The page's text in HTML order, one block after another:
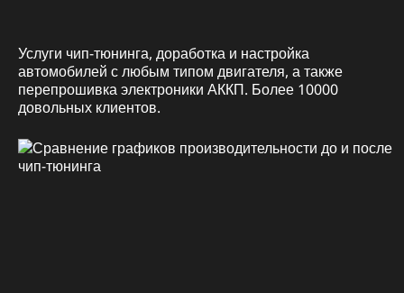
Услуги чип-тюнинга, доработка и настройка
автомобилей с любым типом двигателя, а также
перепрошивка электроники АККП. Более 10000
довольных клиентов.